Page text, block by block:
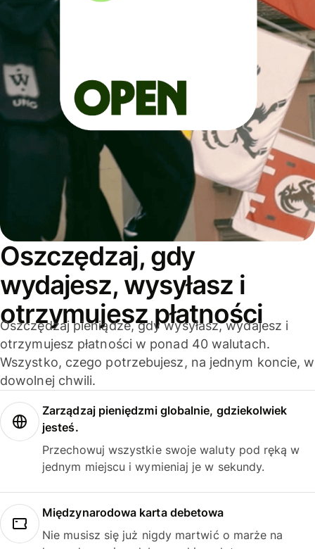
Oszczędzaj, gdy
wydajesz, wysyłasz i
otrzymujesz płatności
Oszczędzaj pieniądze, gdy wysyłasz, wydajesz i
otrzymujesz płatności w ponad 40 walutach.
Wszystko, czego potrzebujesz, na jednym koncie, w
dowolnej chwili.
Zarządzaj pieniędzmi globalnie, gdziekolwiek
jesteś.
Przechowuj wszystkie swoje waluty pod ręką w
jednym miejscu i wymieniaj je w sekundy.
Międzynarodowa karta debetowa
Nie musisz się już nigdy martwić o marże na